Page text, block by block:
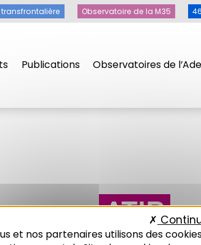
Publications Observatoires de
transfrontalière Observatoire de la M35
ATIP
et nos partenaires utilisons des